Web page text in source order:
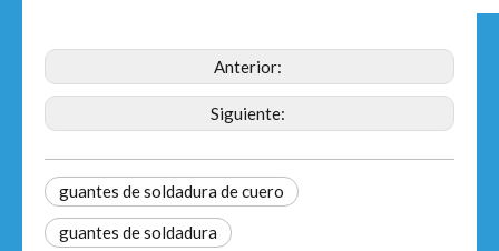
Anterior:
Siguiente:
guantes de soldadura de cuero
guantes de soldadura